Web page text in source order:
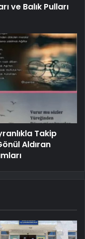
ve Balık Pulları
Takip
Aldıran